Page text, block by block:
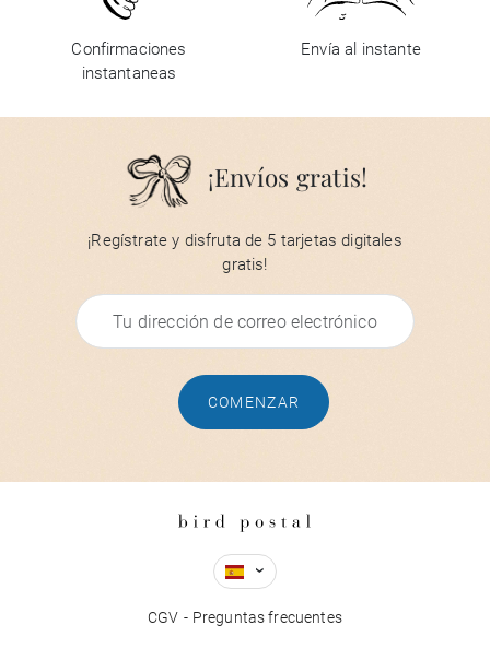
Confirmaciones
instantaneas
Envía al instante
¡Envíos gratis!
¡Regístrate y disfruta de 5 tarjetas digitales
gratis!
COMENZAR
CGV Preguntas frecuentes